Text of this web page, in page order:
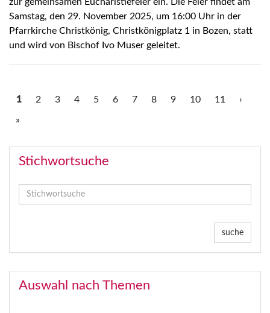
Samstag, den 29. November 2025, um 16:00 Uhr in der
Pfarrkirche Christkönig, Christkönigplatz 1 in Bozen, statt
und wird von Bischof Ivo Muser geleitet.
1 2 3 4 5 6 7 8 9 10 11 ›
»
Stichwortsuche
suche
Auswahl nach Themen